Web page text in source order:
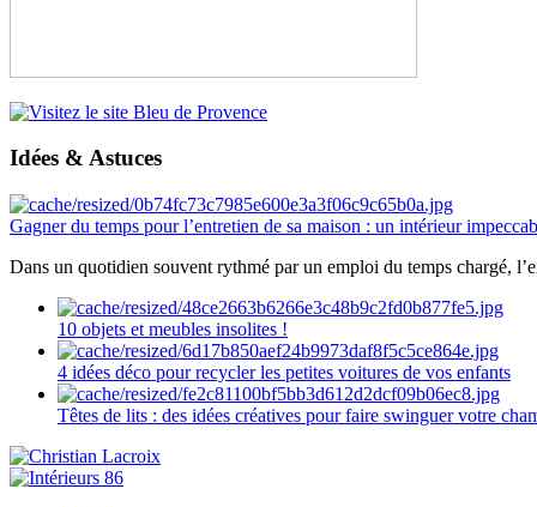
Idées & Astuces
Gagner du temps pour l’entretien de sa maison : un intérieur
Dans un quotidien souvent rythmé par un emploi du temps chargé,
10 objets et meubles insolites !
4 idées déco pour recycler les petites voitures de vos enfants
Têtes de lits : des idées créatives pour faire swinguer votre